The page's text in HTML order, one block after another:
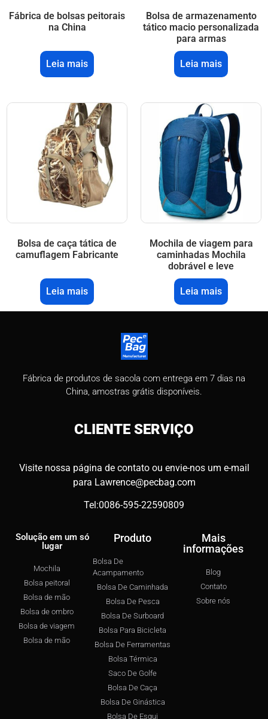
Fábrica de bolsas peitorais
na China
Leia mais
Bolsa de armazenamento
tático macio personalizada
para armas
Leia mais
Bolsa de caça tática de
camuflagem Fabricante
Leia mais
Mochila de viagem para
caminhadas Mochila
dobrável e leve
Leia mais
Fábrica de produtos de sacola com entrega em 7 dias na
China, amostras grátis disponíveis.
CLIENTE SERVIÇO
Visite nossa página de contato ou envie-nos um e-mail
para Lawrence@pecbag.com
Tel:0086-595-22590809
Solução em um só
lugar
Mochila
Bolsa peitoral
Bolsa de mão
Bolsa de ombro
Bolsa de viagem
Bolsa de mão
Produto
Bolsa De
Acampamento
Bolsa De Caminhada
Bolsa De Pesca
Bolsa De Surboard
Bolsa Para Bicicleta
Bolsa De Ferramentas
Bolsa Térmica
Saco De Golfe
Bolsa De Caça
Bolsa De Ginástica
Bolsa De Esqui
Mais
informações
Blog
Contato
Sobre nós